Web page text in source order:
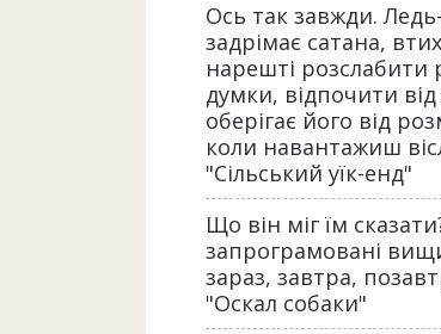
Ось так завжди.
задрімає сатана,
нарешті розслабити
думки, відпочити
оберігає його від
коли навантажиш
"Сільський уїк-енд"
Що він міг їм
запрограмовані
зараз, завтра,
"Оскал собаки"